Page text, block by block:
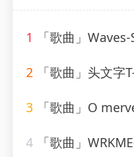
1 「歌曲」
2 「歌曲」头文字
3 「歌曲」O
4 「歌曲」